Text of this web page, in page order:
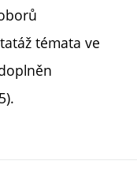
témata ve